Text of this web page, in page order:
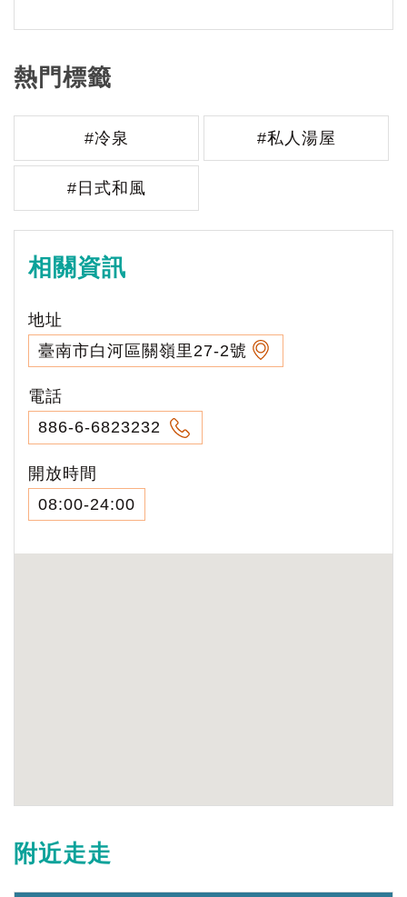
熱門標籤
#冷泉 #私人湯屋
#日式和風
相關資訊
地址
臺南市白河區關嶺里27-2號
電話
886-6-6823232
開放時間
08:00-24:00
附近走走